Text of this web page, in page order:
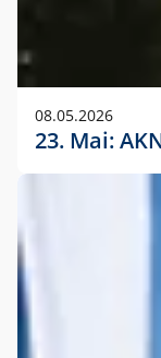
08.05.2026
23. Mai: